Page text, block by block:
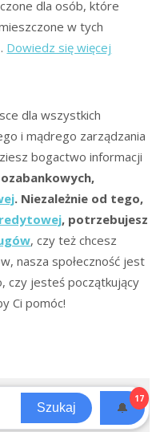
dla osób, które
w tych
Dowiedz się więcej
i
dla wszystkich
i mądrego zarządzania
bogactwo informacji
. Niezależnie od tego,
, potrzebujesz
, czy też chcesz
nasza społeczność jest
czy jesteś początkujący
Ci pomóc!
Szukaj 🔔
17